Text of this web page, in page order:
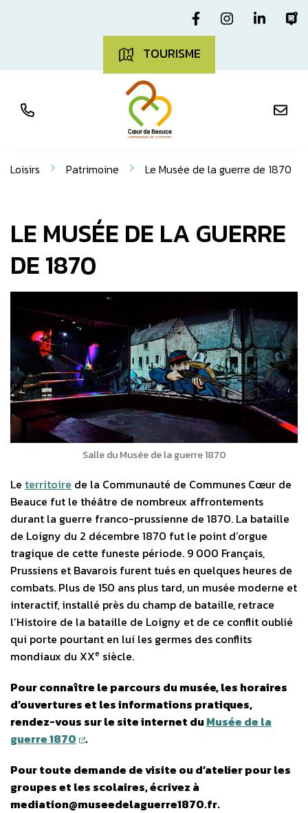
Lien vers le
Lien vers le
Lien
TOURISME
Loisirs Patrimoine Le Musée de la guerre de 1870
LE MUSÉE DE LA GUERRE
DE 1870
Salle du Musée de la guerre 1870
Le territoire de la Communauté de Communes Cœur de
Beauce fut le théâtre de nombreux affrontements
durant la guerre franco-prussienne de 1870. La bataille
de Loigny du 2 décembre 1870 fut le point d’orgue
tragique de cette funeste période. 9 000 Français,
Prussiens et Bavarois furent tués en quelques heures de
combats. Plus de 150 ans plus tard, un musée moderne et
interactif, installé près du champ de bataille, retrace
l’Histoire de la bataille de Loigny et de ce conflit oublié
qui porte pourtant en lui les germes des conflits
mondiaux du XXe siècle.
Pour connaître le parcours du musée, les horaires
d’ouvertures et les informations pratiques,
rendez-vous sur le site internet du Musée de la
guerre 1870 .
Pour toute demande de visite ou d’atelier pour les
groupes et les scolaires, écrivez à
mediation@museedelaguerre1870.fr.